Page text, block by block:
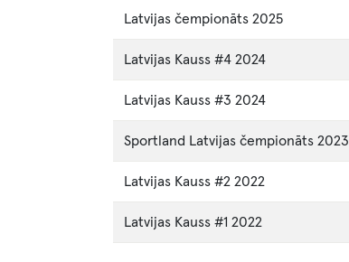
Latvijas čempionāts 2025
Latvijas Kauss #4 2024
Latvijas Kauss #3 2024
Sportland Latvijas čempionāts 2023
Latvijas Kauss #2 2022
Latvijas Kauss #1 2022